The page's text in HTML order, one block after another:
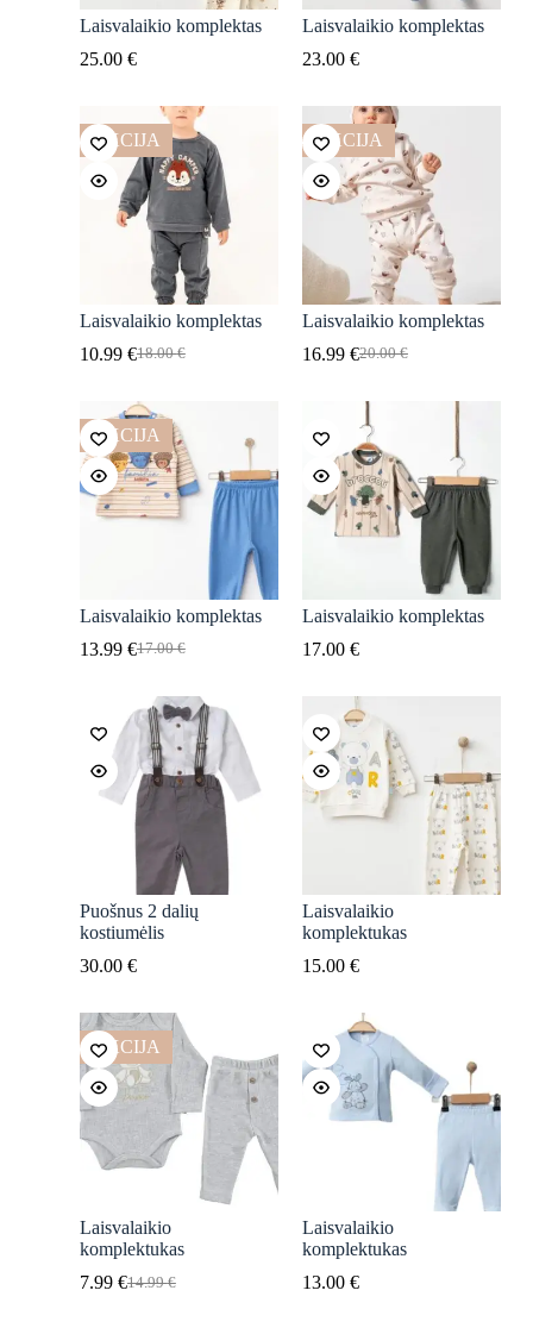
Laisvalaikio komplektas
25.00 €
Laisvalaikio komplektas
23.00 €
AKCIJA
Laisvalaikio komplektas
18.00€
Original
was:
18.00 €.
10.99 €Current
is:
10.99 €.
AKCIJA
Laisvalaikio komplektas
20.00€
Original
was:
20.00 €.
16.99 €Current
is:
16.99 €.
AKCIJA
Laisvalaikio komplektas
17.00€
Original
was:
17.00 €.
13.99 €Current
13.99 €.
Laisvalaikio komplektas
17.00 €
Puošnus 2 dalių
kostiumėlis
30.00 €
Laisvalaikio
komplektukas
15.00 €
AKCIJA
Laisvalaikio
komplektukas
14.99€
Original
7.99 €Current
Laisvalaikio
komplektukas
13.00 €